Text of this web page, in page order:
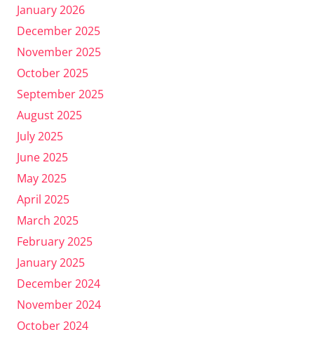
January 2026
December 2025
November 2025
October 2025
September 2025
August 2025
July 2025
June 2025
May 2025
April 2025
March 2025
February 2025
January 2025
December 2024
November 2024
October 2024